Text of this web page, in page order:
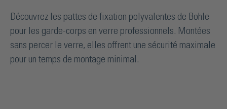
Découvrez les pattes de fixation polyvalentes de Bohle
pour les garde-corps en verre professionnels. Montées
sans percer le verre, elles offrent une sécurité maximale
pour un temps de montage minimal.